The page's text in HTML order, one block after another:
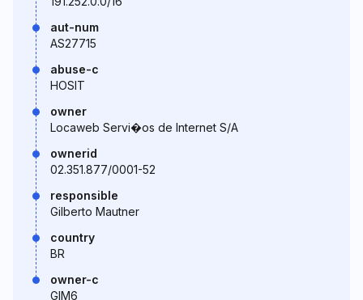
aut-num
AS27715
abuse-c
HOSIT
owner
Locaweb Servi�os de Internet S/A
ownerid
02.351.877/0001-52
responsible
Gilberto Mautner
country
BR
owner-c
GIM6